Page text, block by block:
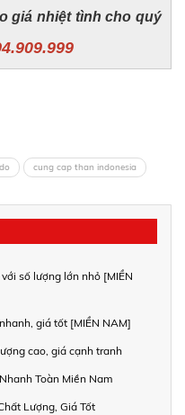
giá nhiệt tình cho quý
cung cap than indonesia
số lượng lớn nhỏ [MIỀN
giá tốt [MIỀN NAM]
cao, giá cạnh tranh
Toàn Miền Nam
Lượng, Giá Tốt